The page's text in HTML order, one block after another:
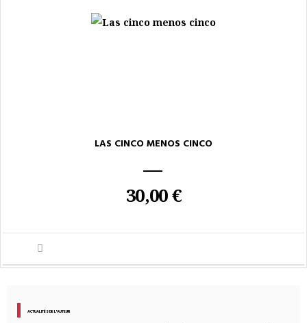
LAS CINCO MENOS CINCO
30,00 €
ACTUALITÉS DE L'AUTEUR